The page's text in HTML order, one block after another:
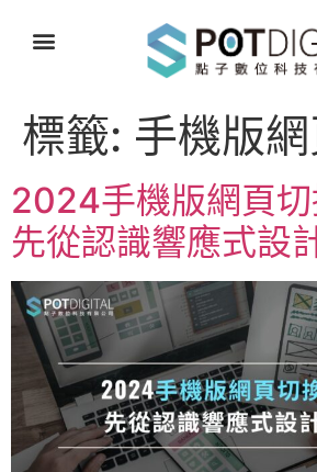
標籤: 手機版
2024手機版網頁切
先從認識響應式設